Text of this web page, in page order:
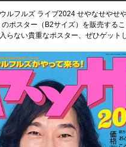
Goods
Link
ルフルズ ライブ2024 せやなせやせ
のポスター（B2サイズ）を販売する
らない貴重なポスター、ぜひゲット